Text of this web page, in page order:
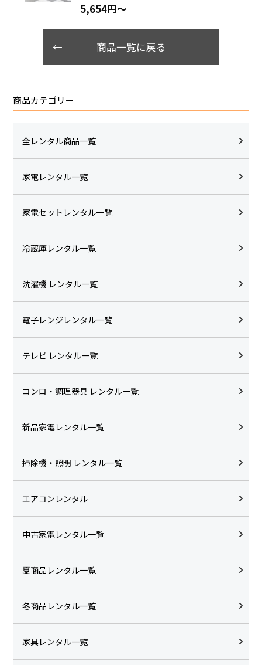
5,654円〜
商品一覧に戻る
商品カテゴリー
全レンタル商品一覧
家電レンタル一覧
家電セットレンタル一覧
冷蔵庫レンタル一覧
洗濯機 レンタル一覧
電子レンジレンタル一覧
テレビ レンタル一覧
コンロ・調理器具 レンタル一覧
新品家電レンタル一覧
掃除機・照明 レンタル一覧
エアコンレンタル
中古家電レンタル一覧
夏商品レンタル一覧
冬商品レンタル一覧
家具レンタル一覧